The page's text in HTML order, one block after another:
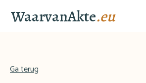
WaarvanAkte.eu
Ga terug